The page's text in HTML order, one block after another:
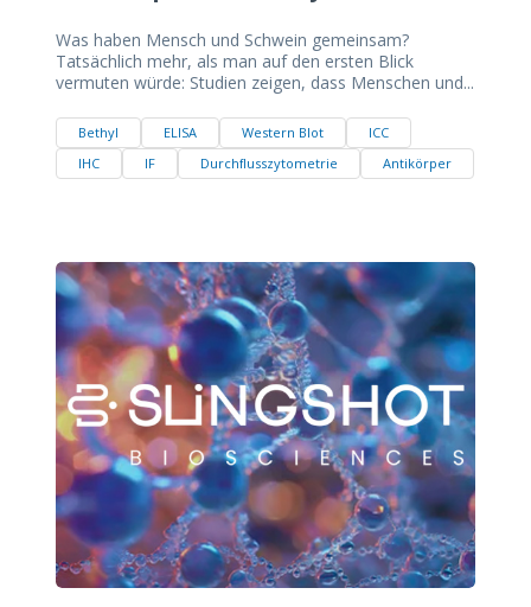
Was haben Mensch und Schwein gemeinsam?
Tatsächlich mehr, als man auf den ersten Blick
vermuten würde: Studien zeigen, dass Menschen und...
Bethyl ELISA Western Blot
ICC
IHC
IF Durchflusszytometrie Antikörper